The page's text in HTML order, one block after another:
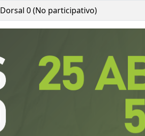
Dorsal 0 (No participativo)